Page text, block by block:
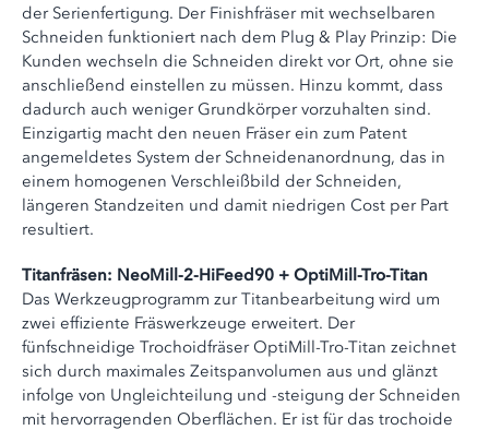
der Serienfertigung. Der Finishfräser mit wechselbaren
Schneiden funktioniert nach dem Plug & Play Prinzip: Die
Kunden wechseln die Schneiden direkt vor Ort, ohne sie
anschließend einstellen zu müssen. Hinzu kommt, dass
dadurch auch weniger Grundkörper vorzuhalten sind.
Einzigartig macht den neuen Fräser ein zum Patent
angemeldetes System der Schneidenanordnung, das in
einem homogenen Verschleißbild der Schneiden,
längeren Standzeiten und damit niedrigen Cost per Part
resultiert.
Titanfräsen: NeoMill-2-HiFeed90 + OptiMill-Tro-Titan
Das Werkzeugprogramm zur Titanbearbeitung wird um
zwei effiziente Fräswerkzeuge erweitert. Der
fünfschneidige Trochoidfräser OptiMill-Tro-Titan zeichnet
sich durch maximales Zeitspanvolumen aus und glänzt
infolge von Ungleichteilung und -steigung der Schneiden
mit hervorragenden Oberflächen. Er ist für das trochoide